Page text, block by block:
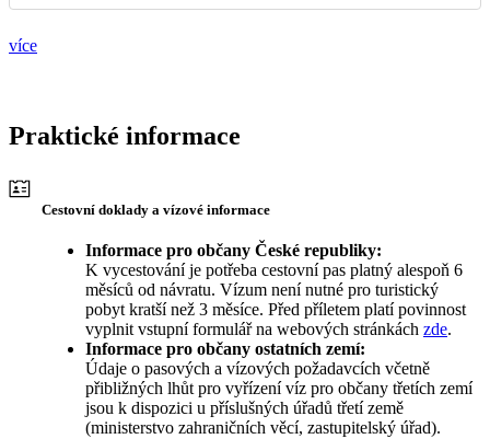
více
Praktické informace
Cestovní doklady a vízové informace
Informace pro občany České republiky:
K vycestování je potřeba cestovní pas platný alespoň 6
měsíců od návratu. Vízum není nutné pro turistický
pobyt kratší než 3 měsíce. Před příletem platí povinnost
vyplnit vstupní formulář na webových stránkách zde.
Informace pro občany ostatních zemí:
Údaje o pasových a vízových požadavcích včetně
přibližných lhůt pro vyřízení víz pro občany třetích zemí
jsou k dispozici u příslušných úřadů třetí země
(ministerstvo zahraničních věcí, zastupitelský úřad).